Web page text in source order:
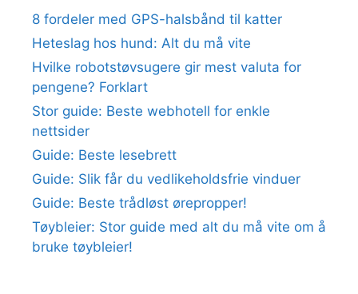
8 fordeler med GPS-halsbånd til katter
Heteslag hos hund: Alt du må vite
Hvilke robotstøvsugere gir mest valuta for
pengene? Forklart
Stor guide: Beste webhotell for enkle
nettsider
Guide: Beste lesebrett
Guide: Slik får du vedlikeholdsfrie vinduer
Guide: Beste trådløst ørepropper!
Tøybleier: Stor guide med alt du må vite om å
bruke tøybleier!